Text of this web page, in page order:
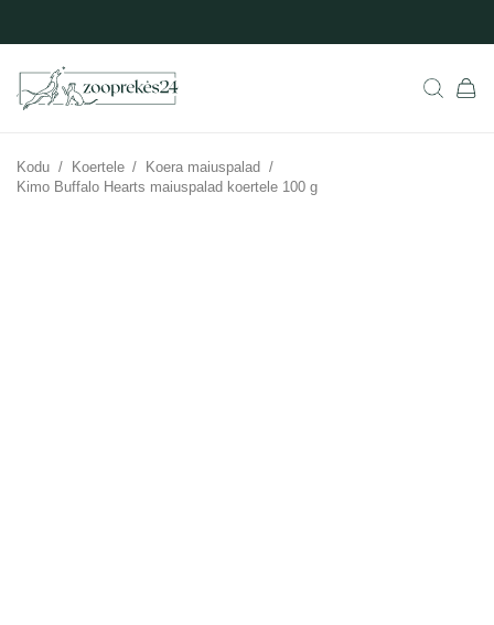
Kodu / Koertele / Koera maiuspalad /
Kimo Buffalo Hearts maiuspalad koertele 100 g